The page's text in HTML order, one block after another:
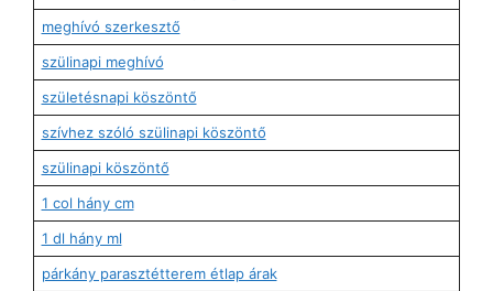
meghívó szerkesztő
szülinapi meghívó
születésnapi köszöntő
szívhez szóló szülinapi köszöntő
szülinapi köszöntő
1 col hány cm
1 dl hány ml
párkány parasztétterem étlap árak